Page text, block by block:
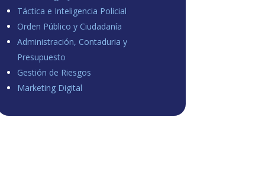
Táctica e Inteligencia Policial
Orden Público y Ciudadanía
Administración, Contaduria y
Presupuesto
Gestión de Riesgos
Marketing Digital